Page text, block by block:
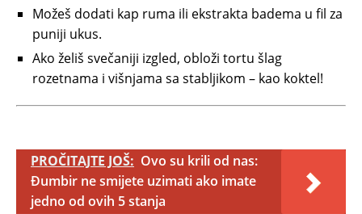
Možeš dodati kap ruma ili ekstrakta badema u fil za
puniji ukus.
Ako želiš svečaniji izgled, obloži tortu šlag
rozetnama i višnjama sa stabljikom – kao koktel!
PROČITAJTE JOŠ: Ovo su krili od nas:
Đumbir ne smijete uzimati ako imate
jedno od ovih 5 stanja